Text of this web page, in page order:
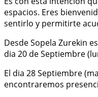
espacios. Eres
sentirlo y permitirte
Desde Sopela Zurekin
dia 20 de Septiembre
El dia 28 Septiembre
encontraremos